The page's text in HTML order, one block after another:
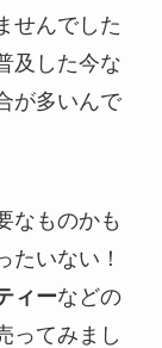
せんでした
及した今な
が多いんで
なものかも
たいない！
ィーなどの
ってみまし